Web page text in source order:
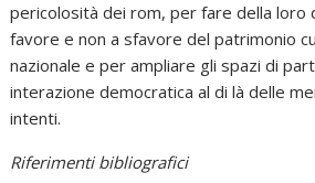
pericolosità dei rom, per fare della loro
favore e non a sfavore del patrimonio
nazionale e per ampliare gli spazi di
interazione democratica al di là delle
intenti.
Riferimenti bibliografici